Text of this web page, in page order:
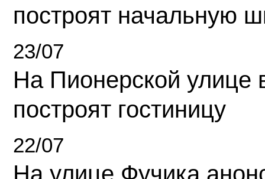
построят начальную
23/07
На Пионерской улице
построят гостиницу
22/07
На улице Фучика